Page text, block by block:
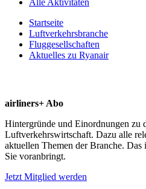
Startseite
Luftverkehrsbranche
Fluggesellschaften
Aktuelles zu Ryanair
airliners+ Abo
Hintergründe und Einordnungen zu
Luftverkehrswirtschaft. Dazu alle
aktuellen Themen der Branche.
Sie voranbringt.
Jetzt Mitglied werden